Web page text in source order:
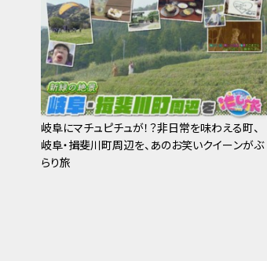
岐阜にマチュピチュが！？非日常を味わえる町、
岐阜・揖斐川町周辺を、あのお笑いクイーンがぶ
らり旅